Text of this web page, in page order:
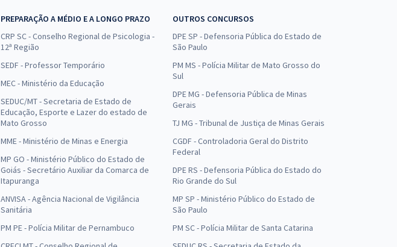
PREPARAÇÃO A MÉDIO E A LONGO PRAZO
CRP SC - Conselho Regional de Psicologia -
12ª Região
SEDF - Professor Temporário
MEC - Ministério da Educação
SEDUC/MT - Secretaria de Estado de
Educação, Esporte e Lazer do estado de
Mato Grosso
MME - Ministério de Minas e Energia
MP GO - Ministério Público do Estado de
Goiás - Secretário Auxiliar da Comarca de
Itapuranga
ANVISA - Agência Nacional de Vigilância
Sanitária
PM PE - Polícia Militar de Pernambuco
OUTROS CONCURSOS
DPE SP - Defensoria Pública do Estado de
São Paulo
PM MS - Polícia Militar de Mato Grosso do
Sul
DPE MG - Defensoria Pública de Minas
Gerais
TJ MG - Tribunal de Justiça de Minas Gerais
CGDF - Controladoria Geral do Distrito
Federal
DPE RS - Defensoria Pública do Estado do
Rio Grande do Sul
MP SP - Ministério Público do Estado de
São Paulo
PM SC - Polícia Militar de Santa Catarina